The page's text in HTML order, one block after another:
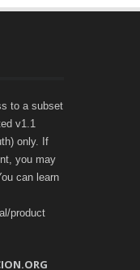
to a subset
v1.1
only. If
you may
can learn
product